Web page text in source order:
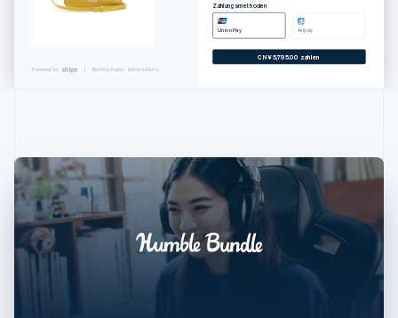
Powered by Bedingungen Datenschutz
Zahlungsmethoden
UnionPay Alipay
CN¥ 5,795.00 zahlen
Dänemark
English Svenska
Frankreich
Français English
Gibraltar
English
Griechenland